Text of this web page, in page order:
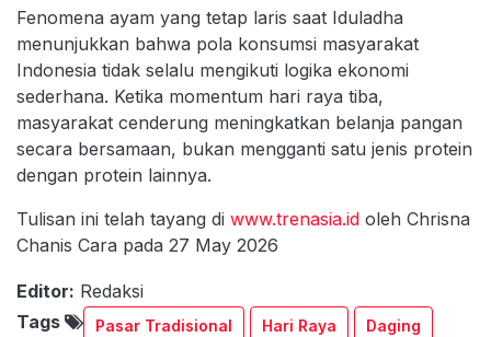
Fenomena ayam yang tetap laris saat Iduladha
menunjukkan bahwa pola konsumsi masyarakat
Indonesia tidak selalu mengikuti logika ekonomi
sederhana. Ketika momentum hari raya tiba,
masyarakat cenderung meningkatkan belanja pangan
secara bersamaan, bukan mengganti satu jenis protein
dengan protein lainnya.
Tulisan ini telah tayang di www.trenasia.id oleh Chrisna
Chanis Cara pada 27 May 2026
Editor: Redaksi
Tags
Pasar Tradisional Hari Raya Daging